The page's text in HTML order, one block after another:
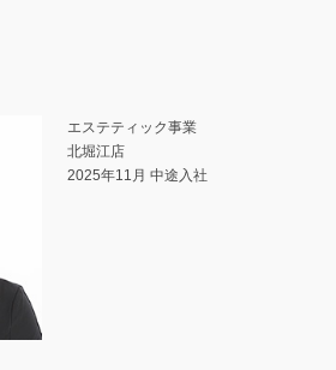
エステティック事業
北堀江店
2025年11月 中途入社